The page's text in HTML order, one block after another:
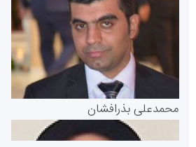
پایگاه خبری گفتمان یزد
سازمان بورس و اوراق بهادار
مرجع اخبار موثق در بازارسرمایه
محمدعلی بذرافشان